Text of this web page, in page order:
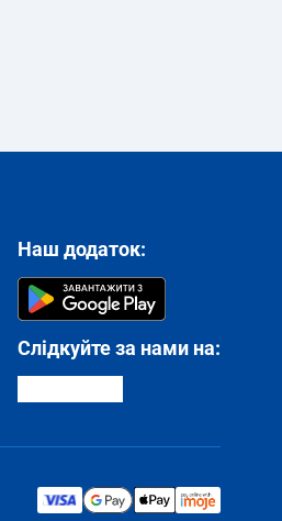
Наш додаток:
Слідкуйте за нами на: